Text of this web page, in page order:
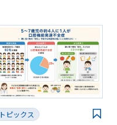
トピックス